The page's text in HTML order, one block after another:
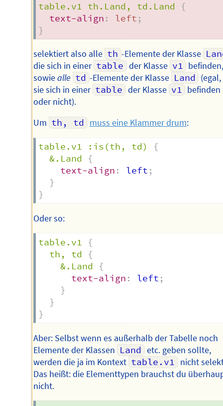
table.v1 th.Land, td.Land
{
text-align : left ;
}
selektiert also alle th -Elemente der Klasse
die sich in einer table der Klasse v1
sowiealle td -Elemente der Klasse Land
sie sich in einer table der Klasse v1 befinden
oder nicht).
Um th, td muss eine Klammer drum:
table.v1 :is(th, td)
{
&.Land
{
text-align : left ;
}
}
Oder so:
table.v1
{
th, td
{
&.Land
{
text-align : left ;
}
}
}
Aber: Selbst wenn es außerhalb der Tabelle noch
Elemente der Klassen Land etc. geben sollte,
werden die ja im Kontext table.v1 nicht
Das heißt: die Elementtypen brauchst du
nicht.